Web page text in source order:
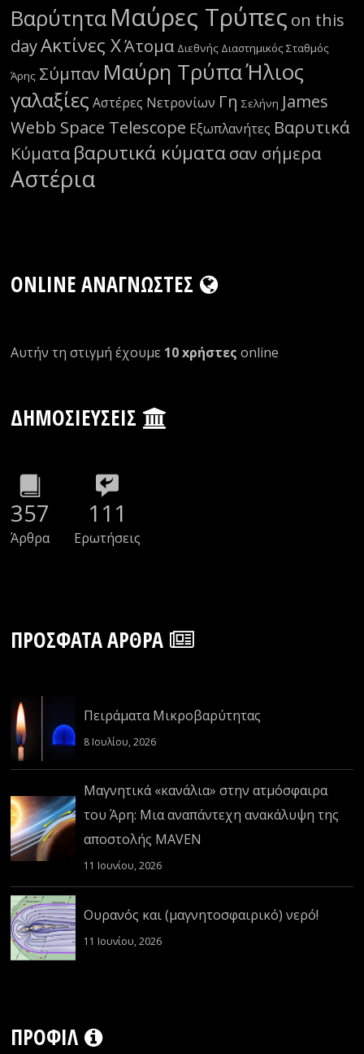
Βαρύτητα Μαύρες Τρύπες on this
dayΑκτίνες ΧΆτομα Διεθνής Διαστημικός Σταθμός
Άρης Σύμπαν Μαύρη ΤρύπαΉλιος
γαλαξίες Αστέρες Νετρονίων Γη Σελήνη James
Webb Space Telescope Εξωπλανήτες Βαρυτικά
Κύματα βαρυτικά κύματασαν σήμερα
Αστέρια
ONLINE ΑΝΑΓΝΏΣΤΕΣ
Αυτήν τη στιγμή έχουμε 10 xρήστες οnline
ΔΗΜΟΣΙΕΎΣΕΙΣ
357
Άρθρα
111
Ερωτήσεις
ΠΡΌΣΦΑΤΑ ΆΡΘΡΑ
Πειράματα Μικροβαρύτητας
8 Ιουλίου, 2026
Μαγνητικά «κανάλια» στην ατμόσφαιρα
του Άρη: Μια αναπάντεχη ανακάλυψη της
αποστολής MAVEN
11 Ιουνίου, 2026
Ουρανός και (μαγνητοσφαιρικό) νερό!
11 Ιουνίου, 2026
ΠΡΟΦΊΛ